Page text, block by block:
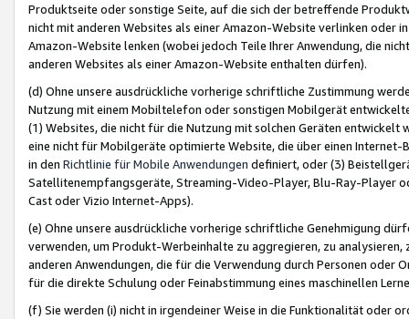
Produktseite oder sonstige Seite, auf die sich der betreffende
nicht mit anderen Websites als einer Amazon-Website verlinken oder
Amazon-Website lenken (wobei jedoch Teile Ihrer Anwendung, die
anderen Websites als einer Amazon-Website enthalten dürfen).
(d) Ohne unsere ausdrückliche vorherige schriftliche Zustimmung
Nutzung mit einem Mobiltelefon oder sonstigen Mobilgerät
(1) Websites, die nicht für die Nutzung mit solchen Geräten
eine nicht für Mobilgeräte optimierte Website, die über einen
in den Richtlinie für Mobile Anwendungen definiert, oder (3)
Satellitenempfangsgeräte, Streaming-Video-Player, Blu-Ray-Player
Cast oder Vizio Internet-Apps).
(e) Ohne unsere ausdrückliche vorherige schriftliche Genehmigung
verwenden, um Produkt-Werbeinhalte zu aggregieren, zu
anderen Anwendungen, die für die Verwendung durch Personen
für die direkte Schulung oder Feinabstimmung eines maschinellen
(f) Sie werden (i) nicht in irgendeiner Weise in die Funktionalität oder